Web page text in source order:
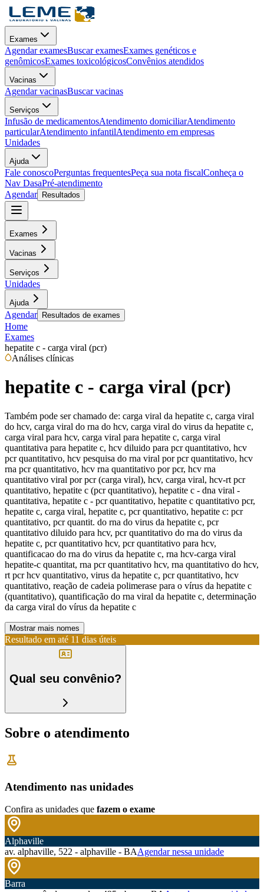
Exames
Agendar examesBuscar examesExames genéticos e
genômicosExames toxicológicosConvênios atendidos
Vacinas
Agendar vacinasBuscar vacinas
Serviços
Infusão de medicamentosAtendimento domiciliarAtendimento
particularAtendimento infantilAtendimento em empresas
Unidades
Ajuda
Fale conoscoPerguntas frequentesPeça sua nota fiscalConheça o
Nav DasaPré-atendimento
Agendar
Resultados
Exames
Vacinas
Serviços
Unidades
Ajuda
Agendar Resultados de exames
Home
Exames
hepatite c - carga viral (pcr)
Análises clínicas
hepatite c - carga viral (pcr)
Também pode ser chamado de: carga viral da hepatite c, carga viral
do hcv, carga viral do rna do hcv, carga viral do virus da hepatite c,
carga viral para hcv, carga viral para hepatite c, carga viral
quantitativa para hepatite c, hcv diluido para pcr quantitativo, hcv
pcr quantitativo, hcv pesquisa do rna viral por pcr quantitativo, hcv
rna pcr quantitativo, hcv rna quantitativo por pcr, hcv rna
quantitativo viral por pcr (carga viral), hcv, carga viral, hcv-rt pcr
quantitativo, hepatite c (pcr quantitativo), hepatite c - dna viral -
quantitativa, hepatite c - pcr quantitativo, hepatite c quantitativo pcr,
hepatite c, carga viral, hepatite c, pcr quantitativo, hepatite c: pcr
quantitativo, pcr quantit. do rna do virus da hepatite c, pcr
quantitativo diluido para hcv, pcr quantitativo do rna do virus da
hepatite c, pcr quantitativo hcv, pcr quantitativo para hcv,
quantificacao do rna do virus da hepatite c, rna hcv-carga viral
hepatite-c quantitat, rna pcr quantitativo hcv, rna quantitativo do hcv,
rt pcr hcv quantitativo, virus da hepatite c, pcr quantitativo, hcv
quantitativo, reação de cadeia polimerase para o vírus da hepatite c
(quantitativo), quantificação do rna viral da hepatite c, determinação
da carga viral do vírus da hepatite c
Mostrar mais nomes
Resultado em até 11 dias úteis
Qual seu convênio?
Sobre o atendimento
Atendimento nas unidades
Confira as unidades que fazem o exame
Alphaville
av. alphaville, 522 - alphaville - BAAgendar nessa unidade
Barra